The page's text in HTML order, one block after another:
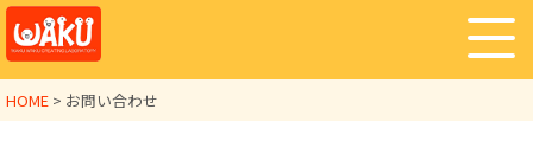
HOME > お問い合わせ